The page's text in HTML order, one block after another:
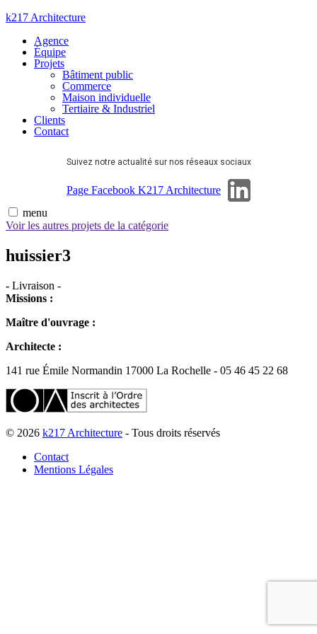
Aller
contenu
k217 Architecture
Agence
Équipe
Projets
Bâtiment public
Commerce
Maison individuelle
Tertiaire & Industriel
Clients
Contact
Suivez notre actualité sur nos réseaux sociaux
Page Facebook K217 Architecture
menu
Voir les autres projets de la catégorie
huissier3
- Livraison -
Missions :
Maître d'ouvrage :
Architecte :
141 rue Émile Normandin 17000 La Rochelle - 05 46 45 22 68
© 2026 k217 Architecture - Tous droits réservés
Contact
Mentions Légales